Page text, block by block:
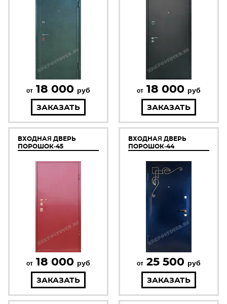
от 18 000 руб
ЗАКАЗАТЬ
от 18 000 руб
ЗАКАЗАТЬ
ВХОДНАЯ ДВЕРЬ
ПОРОШОК-45
от 18 000 руб
ЗАКАЗАТЬ
ВХОДНАЯ ДВЕРЬ
ПОРОШОК-44
от 25 500 руб
ЗАКАЗАТЬ